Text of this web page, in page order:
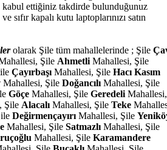
ettiğiniz takdirde bulunduğunuz
sıfır kapalı kutu laptoplarınızı satın
olarak Şile tüm mahallelerinde ; Şile
Şile Ahmetli Mahallesi, Şile
Çayırbaşı Mahallesi, Şile Hacı Kasım
Mahallesi, Şile Doğancılı Mahallesi, Şile
Göçe Mahallesi, Şile Geredeli Mahallesi,
Şile Alacalı Mahallesi, Şile Teke
Değirmençayırı Mahallesi, Şile
Mahallesi, Şile Satmazlı Mahallesi, Şile
Mahallesi, Şile Karamandere